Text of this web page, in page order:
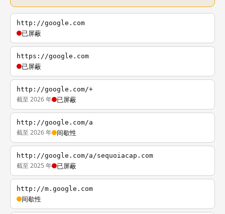
http://google.com
已屏蔽
https://google.com
已屏蔽
http://google.com/+
截至 2026 年 已屏蔽
http://google.com/a
截至 2026 年 间歇性
http://google.com/a/sequoiacap.com
截至 2025 年 已屏蔽
http://m.google.com
间歇性